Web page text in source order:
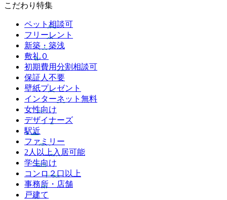
こだわり特集
ペット相談可
フリーレント
新築・築浅
敷礼０
初期費用分割相談可
保証人不要
壁紙プレゼント
インターネット無料
女性向け
デザイナーズ
駅近
ファミリー
2人以上入居可能
学生向け
コンロ２口以上
事務所・店舗
戸建て